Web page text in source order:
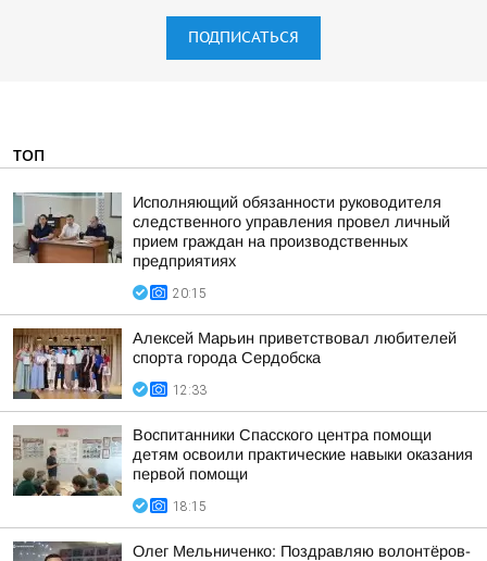
ПОДПИСАТЬСЯ
ТОП
Исполняющий обязанности руководителя
следственного управления провел личный
прием граждан на производственных
предприятиях
20:15
Алексей Марьин приветствовал любителей
спорта города Сердобска
12:33
Воспитанники Спасского центра помощи
детям освоили практические навыки оказания
первой помощи
18:15
Олег Мельниченко: Поздравляю волонтёров-